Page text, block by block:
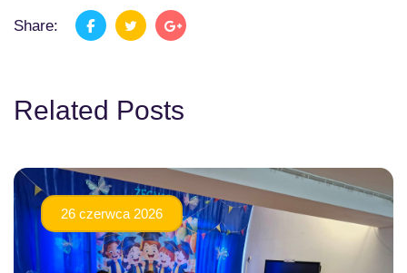
Share:
Related Posts
26 czerwca 2026